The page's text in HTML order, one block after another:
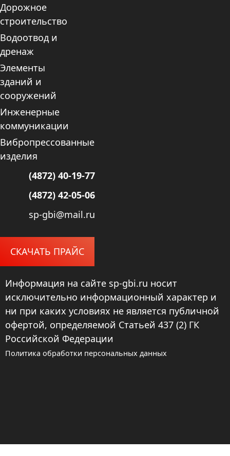
Дорожное
строительство
Водоотвод и
дренаж
Элементы
зданий и
сооружений
Инженерные
коммуникации
Вибропрессованные
изделия
(4872) 40-19-77
(4872) 42-05-06
sp-gbi@mail.ru
СКАЧАТЬ ПРАЙС
Информация на сайте sp-gbi.ru носит
исключительно информационный характер и
ни при каких условиях не является публичной
офертой, определяемой Статьей 437 (2) ГК
Российской Федерации
Политика обработки персональных данных